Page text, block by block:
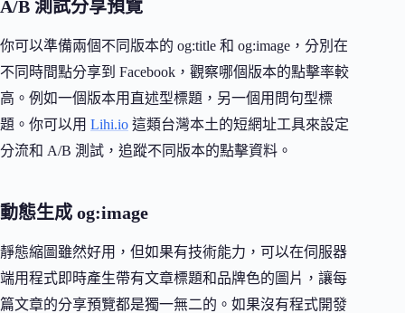
A/B 測試分享預覽
你可以準備兩個不同版本的 og:title 和 og:image，分別在
不同時間點分享到 Facebook，觀察哪個版本的點擊率較
高。例如一個版本用直述型標題，另一個用問句型標
題。你可以用 Lihi.io 這類台灣本土的短網址工具來設定
分流和 A/B 測試，追蹤不同版本的點擊資料。
動態生成 og:image
靜態縮圖雖然好用，但如果有技術能力，可以在伺服器
端用程式即時產生帶有文章標題和品牌色的圖片，讓每
篇文章的分享預覽都是獨一無二的。如果沒有程式開發